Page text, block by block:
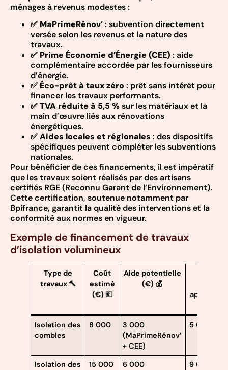
ménages à revenus modestes :
✅ MaPrimeRénov’: subvention directement
versée selon les revenus et la nature des
travaux.
✅ Prime Économie d’Énergie (CEE) : aide
complémentaire accordée par les fournisseurs
d’énergie.
✅ Éco-prêt à taux zéro : prêt sans intérêt pour
financer les travaux performants.
✅TVA réduite à 5,5 %sur les matériaux et la
main d’œuvre liés aux rénovations
énergétiques.
✅Aides locales et régionales : des dispositifs
spécifiques peuvent compléter les subventions
nationales.
Pour bénéficier de ces financements, il est impératif
que les travaux soient réalisés par des artisans
certifiés RGE (Reconnu Garant de l’Environnement).
Cette certification, soutenue notamment par
Bpifrance, garantit la qualité des interventions et la
conformité aux normes en vigueur.
Exemple de financement de travaux
d’isolation volumineux
Type de
travaux 🔨
Coût
estimé
(€) 💶
Aide potentielle
(€) 💰
Isolation des
combles
8 000
3 000
(MaPrimeRénov’
+ CEE)
5 000
Isolation des
15 000
6 000
9 000